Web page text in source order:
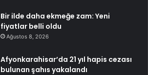
Bir ilde daha ekmeğe zam: Yeni
fiyatlar belli oldu
Ağustos 8, 2026
Afyonkarahisar’da 21 yıl hapis cezası
bulunan şahıs yakalandı